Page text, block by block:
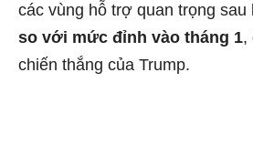
các vùng hỗ trợ quan trọng sau
so với mức đỉnh vào tháng 1,
chiến thắng của Trump.